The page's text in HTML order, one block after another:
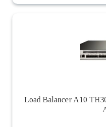
Load Balancer A10